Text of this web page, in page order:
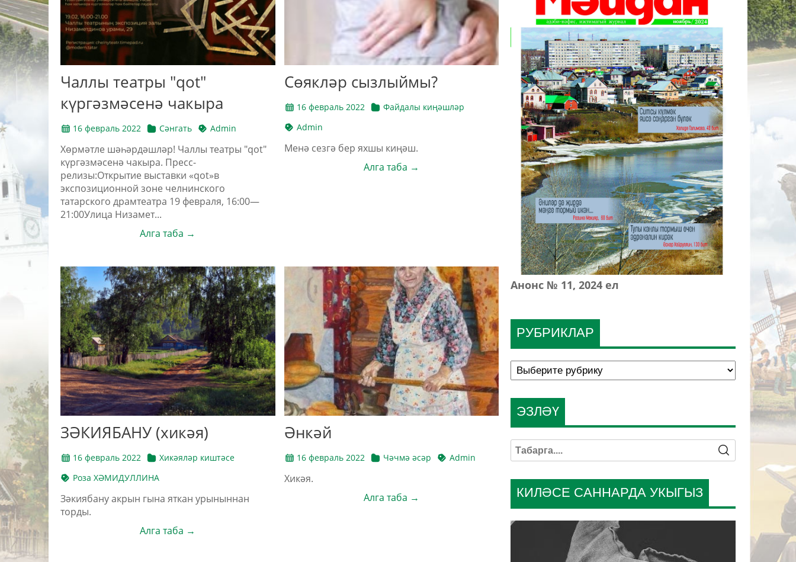
Чаллы театры "qot"
күргәзмәсенә чакыра
16 февраль 2022 Сәнгать Admin
Хөрмәтле шәһәрдәшләр! Чаллы театры "qot"
күргәзмәсенә чакыра. Пресс-
релизы:Открытие выставки «qot»в
экспозиционной зоне челнинского
татарского драмтеатра 19 февраля, 16:00—
21:00Улица Низамет...
Алга таба →
Сөякләр сызлыймы?
16 февраль 2022
Файдалы киңәшләр
Admin
Менә сезгә бер яхшы киңәш.
Алга таба →
ЗӘКИЯБАНУ (хикәя)
16 февраль 2022
Хикәяләр киштәсе
Роза ХӘМИДУЛЛИНА
Зәкиябану акрын гына яткан урыныннан
торды.
Алга таба →
Әнкәй
16 февраль 2022 Чәчмә әсәр Admin
Хикәя.
Алга таба →
РУБРИКЛАР
Анонс № 11, 2024 ел
КИЛӘСЕ САННАРДА УКЫГЫЗ
ЭЗЛӘҮ